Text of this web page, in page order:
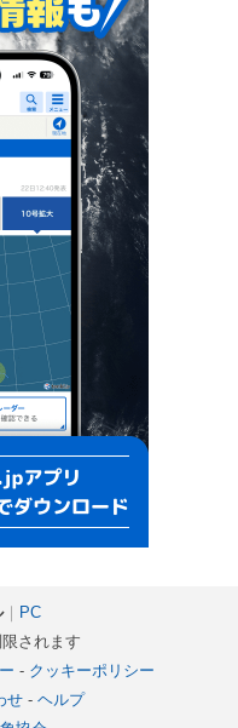
｜ PC
されます
- クッキーポリシー
せ- ヘルプ